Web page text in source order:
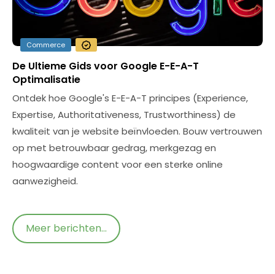
Commerce
De Ultieme Gids voor Google E-E-A-T
Optimalisatie
Ontdek hoe Google's E-E-A-T principes (Experience,
Expertise, Authoritativeness, Trustworthiness) de
kwaliteit van je website beïnvloeden. Bouw vertrouwen
op met betrouwbaar gedrag, merkgezag en
hoogwaardige content voor een sterke online
aanwezigheid.
Meer berichten...